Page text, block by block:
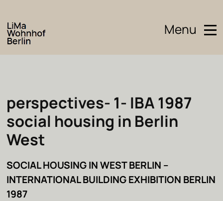
Menu
perspectives- 1- IBA 1987
social housing in Berlin
West
SOCIAL HOUSING IN WEST BERLIN –
INTERNATIONAL BUILDING EXHIBITION BERLIN
1987